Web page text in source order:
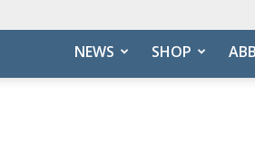
NEWS SHOP